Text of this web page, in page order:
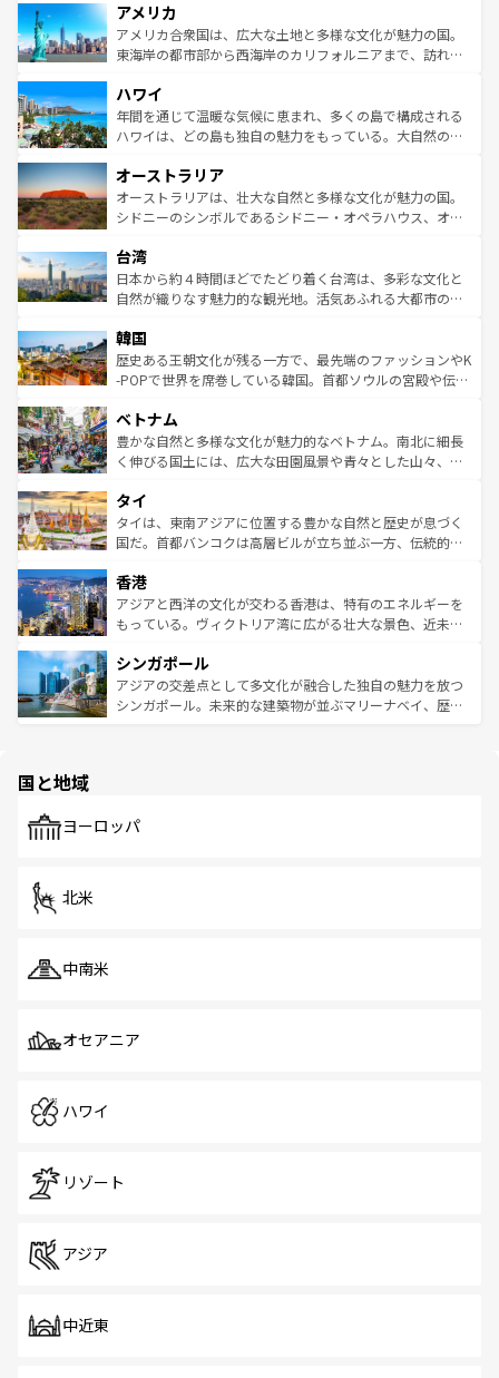
ンツ一覧を参照してほしい。
の建物がそのまま残る町や、スイスならではのユニークな
博物館もあり、アルプス観光だけでなく町歩きも満喫する
ことができる。国民の所得が高いため物価も高いが、旅行
ば市内交通費無料で観光を楽しむこともできる。 なお、新
着のスイス情報はコンテンツ一覧 を参照してほしい。
アメリカ
アメリカ合衆国は、広大な土地と多様な文化が魅力の国。
東海岸の都市部から西海岸のカリフォルニアまで、訪れる
のような巨大都市は、観光、ショッピング、エンターテイ
ンメントが詰まった刺激的なスポットだ。一方、アメリカ
西部には大自然が広がり、グランドキャニオンやイエロー
部のニューオーリンズでは、音楽と美食が融合した独特の
文化が魅力。旅行者はアメリカの各地域で異なる魅力を楽
しみながら、その多様性と豊かな歴史を感じることができ
ならではの贅沢な旅のスタイルだ。 なお、新着のアメリカ
情報はコンテンツ一覧を参照してほしい。
ハワイ
年間を通じて温暖な気候に恵まれ、多くの島で構成される
ハワイは、どの島も独自の魅力をもっている。大自然の神
ワイ島は見逃せない。また、定番の観光地といえばオアフ
島だが、静かな自然を求めるならマウイ島やカウアイ島が
おすすめ。エメラルドグリーンに輝く海をはじめ、豊かな
れるおもてなしの心で訪れる人々を迎えてくれるハワイの
人々、おいしいローカルフードやハワイアンミュージッ
ク、伝統的なフラダンスなど、すべてがハワイの魅力を彩
ワイを、存分に味わってほしい。 なお、新着のハワイ情報
はコンテンツ一覧を参照してほしい。
オーストラリア
オーストラリアは、壮大な自然と多様な文化が魅力の国。
シドニーのシンボルであるシドニー・オペラハウス、オー
リアリーフや大陸中央部にそびえるウルル（エアーズロッ
ク）、タスマニアの美しい原生林やケアンズの熱帯雨林な
ど、見どころがたくさん。また、カフェやワイン、オージ
いる。アクティビティも充実しており、サーフィンやダイ
ビング、ハイキングなど、アウトドア好きにはたまらな
い。オーストラリアの多彩な魅力を存分に味わいつくそ
参照してほしい。
台湾
日本から約４時間ほどでたどり着く台湾は、多彩な文化と
自然が織りなす魅力的な観光地。活気あふれる大都市の台
ン）、静ひつな山岳地帯である台湾東部など、都市の喧騒
と山間の静けさが共存しており、訪れる人に新しい発見と
驚きをもたらしてくれる。また、奥深い台湾の食文化も魅
容にもいいと評判のスイーツなど、バラエティ豊かな料理
が味わえる。 なお、新着の台湾情報は コンテンツ一覧を参
照してほしい。
韓国
歴史ある王朝文化が残る一方で、最先端のファッションやK
-POPで世界を席巻している韓国。首都ソウルの宮殿や伝統
き、地方に足を延ばせば四季折々の自然美を楽しむことが
できる。そして、キムチや焼肉、絶品のストリートフード
まで、さまざまな韓国料理が待っている。夜には、韓国な
リティに包まれながら、韓国の多彩な魅力を心ゆくまで味
わってみてほしい。 なお、新着の韓国情報はコンテンツ一
覧を参照してほしい。
ベトナム
豊かな自然と多様な文化が魅力的なベトナム。南北に細長
く伸びる国土には、広大な田園風景や青々とした山々、世
急速な発展と共に伝統が息づく。ハノイの古い町並みやホ
ーチミン市のフランス統治時代の建物も、独特の雰囲気を
醸し出している。また、バラエティの豊かさとおいしさで
とつ。フォーやバインミー、ベトナムコーヒーなどは、ぜ
ひ現地で味わいたい。どの地域を訪れてもあたたかい人々
が旅行者を迎えてくれるので、きっと忘れられない旅にな
参照してほしい。
タイ
タイは、東南アジアに位置する豊かな自然と歴史が息づく
国だ。首都バンコクは高層ビルが立ち並ぶ一方、伝統的な
の活気が交差している。北部ではチェンマイなどの山岳地
帯で自然と触れ合い、南部ではプーケットやクラビの美し
いビーチでリゾート気分を楽しむことができる。タイ料理
激する。気候は一年中温暖で、どの季節にも異なる楽しみ
が待っている。親しみやすいタイの人々、仏教を中心とし
た文化、そして多様な観光資源が、訪れる旅人を魅了し続
香港
アジアと西洋の文化が交わる香港は、特有のエネルギーを
もっている。ヴィクトリア湾に広がる壮大な景色、近未来
み、どこを訪れても感動するはず。観光スポットが密集し
ており、効率よく見どころを回れるのも魅力。息をのむよ
うな絶景から文化的な体験まで、香港を存分に楽しみ尽く
シンガポール
アジアの交差点として多文化が融合した独自の魅力を放つ
シンガポール。未来的な建築物が並ぶマリーナベイ、歴史
で、ホーカーズは地元の風情を楽しめる外せないスポット
国と地域
ヨーロッパ
北米
中南米
オセアニア
ハワイ
リゾート
アジア
中近東